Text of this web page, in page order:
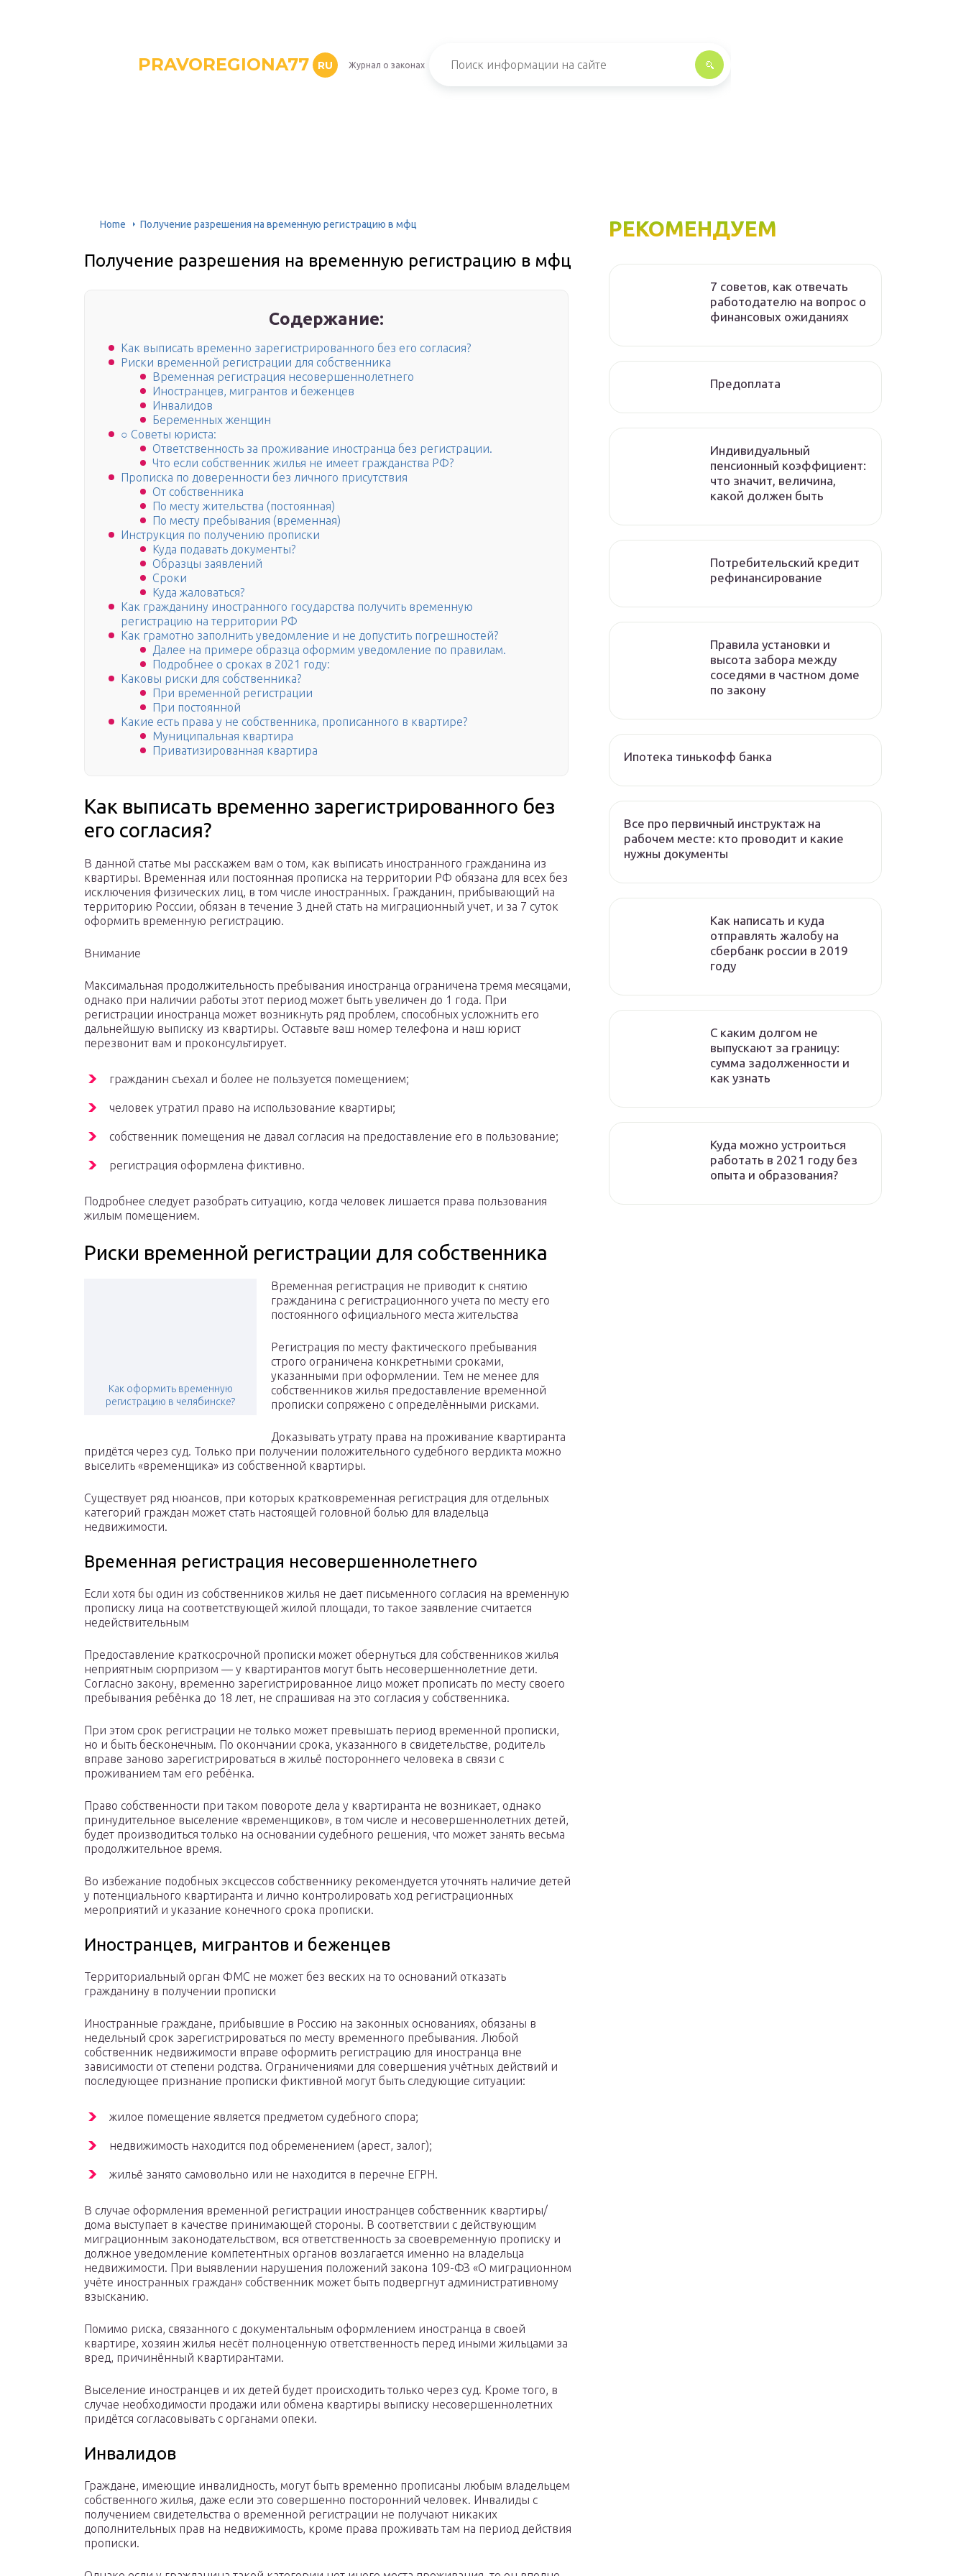
PRAVOREGIONA77 RU Журнал о законах
Home Получение разрешения на временную регистрацию в мфц
Получение разрешения на временную регистрацию в мфц
Содержание:
Как выписать временно зарегистрированного без его согласия?
Риски временной регистрации для собственника
Временная регистрация несовершеннолетнего
Иностранцев, мигрантов и беженцев
Инвалидов
Беременных женщин
○ Советы юриста:
Ответственность за проживание иностранца без регистрации.
Что если собственник жилья не имеет гражданства РФ?
Прописка по доверенности без личного присутствия
От собственника
По месту жительства (постоянная)
По месту пребывания (временная)
Инструкция по получению прописки
Куда подавать документы?
Образцы заявлений
Сроки
Куда жаловаться?
Как гражданину иностранного государства получить временную
регистрацию на территории РФ
Как грамотно заполнить уведомление и не допустить погрешностей?
Далее на примере образца оформим уведомление по правилам.
Подробнее о сроках в 2021 году:
Каковы риски для собственника?
При временной регистрации
При постоянной
Какие есть права у не собственника, прописанного в квартире?
Муниципальная квартира
Приватизированная квартира
Как выписать временно зарегистрированного без
его согласия?
В данной статье мы расскажем вам о том, как выписать иностранного гражданина из
квартиры. Временная или постоянная прописка на территории РФ обязана для всех без
исключения физических лиц, в том числе иностранных. Гражданин, прибывающий на
территорию России, обязан в течение 3 дней стать на миграционный учет, и за 7 суток
оформить временную регистрацию.
Внимание
Максимальная продолжительность пребывания иностранца ограничена тремя месяцами,
однако при наличии работы этот период может быть увеличен до 1 года. При
регистрации иностранца может возникнуть ряд проблем, способных усложнить его
дальнейшую выписку из квартиры. Оставьте ваш номер телефона и наш юрист
перезвонит вам и проконсультирует.
гражданин съехал и более не пользуется помещением;
человек утратил право на использование квартиры;
собственник помещения не давал согласия на предоставление его в пользование;
регистрация оформлена фиктивно.
Подробнее следует разобрать ситуацию, когда человек лишается права пользования
жилым помещением.
Риски временной регистрации для собственника
Как оформить временную
регистрацию в челябинске?
Временная регистрация не приводит к снятию
гражданина с регистрационного учета по месту его
постоянного официального места жительства
Регистрация по месту фактического пребывания
строго ограничена конкретными сроками,
указанными при оформлении. Тем не менее для
собственников жилья предоставление временной
прописки сопряжено с определёнными рисками.
Доказывать утрату права на проживание квартиранта
придётся через суд. Только при получении положительного судебного вердикта можно
выселить «временщика» из собственной квартиры.
Существует ряд нюансов, при которых кратковременная регистрация для отдельных
категорий граждан может стать настоящей головной болью для владельца
недвижимости.
Временная регистрация несовершеннолетнего
Если хотя бы один из собственников жилья не дает письменного согласия на временную
прописку лица на соответствующей жилой площади, то такое заявление считается
недействительным
Предоставление краткосрочной прописки может обернуться для собственников жилья
неприятным сюрпризом — у квартирантов могут быть несовершеннолетние дети.
Согласно закону, временно зарегистрированное лицо может прописать по месту своего
пребывания ребёнка до 18 лет, не спрашивая на это согласия у собственника.
При этом срок регистрации не только может превышать период временной прописки,
но и быть бесконечным. По окончании срока, указанного в свидетельстве, родитель
вправе заново зарегистрироваться в жильё постороннего человека в связи с
проживанием там его ребёнка.
Право собственности при таком повороте дела у квартиранта не возникает, однако
принудительное выселение «временщиков», в том числе и несовершеннолетних детей,
будет производиться только на основании судебного решения, что может занять весьма
продолжительное время.
Во избежание подобных эксцессов собственнику рекомендуется уточнять наличие детей
у потенциального квартиранта и лично контролировать ход регистрационных
мероприятий и указание конечного срока прописки.
Иностранцев, мигрантов и беженцев
Территориальный орган ФМС не может без веских на то оснований отказать
гражданину в получении прописки
Иностранные граждане, прибывшие в Россию на законных основаниях, обязаны в
недельный срок зарегистрироваться по месту временного пребывания. Любой
собственник недвижимости вправе оформить регистрацию для иностранца вне
зависимости от степени родства. Ограничениями для совершения учётных действий и
последующее признание прописки фиктивной могут быть следующие ситуации:
жилое помещение является предметом судебного спора;
недвижимость находится под обременением (арест, залог);
жильё занято самовольно или не находится в перечне ЕГРН.
В случае оформления временной регистрации иностранцев собственник квартиры/
дома выступает в качестве принимающей стороны. В соответствии с действующим
миграционным законодательством, вся ответственность за своевременную прописку и
должное уведомление компетентных органов возлагается именно на владельца
недвижимости. При выявлении нарушения положений закона 109-ФЗ «О миграционном
учёте иностранных граждан» собственник может быть подвергнут административному
взысканию.
Помимо риска, связанного с документальным оформлением иностранца в своей
квартире, хозяин жилья несёт полноценную ответственность перед иными жильцами за
вред, причинённый квартирантами.
Выселение иностранцев и их детей будет происходить только через суд. Кроме того, в
случае необходимости продажи или обмена квартиры выписку несовершеннолетних
придётся согласовывать с органами опеки.
Инвалидов
Граждане, имеющие инвалидность, могут быть временно прописаны любым владельцем
собственного жилья, даже если это совершенно посторонний человек. Инвалиды с
получением свидетельства о временной регистрации не получают никаких
дополнительных прав на недвижимость, кроме права проживать там на период действия
прописки.
РЕКОМЕНДУЕМ
7 советов, как отвечать
работодателю на вопрос о
финансовых ожиданиях
Предоплата
Индивидуальный
пенсионный коэффициент:
что значит, величина,
какой должен быть
Потребительский кредит
рефинансирование
Правила установки и
высота забора между
соседями в частном доме
по закону
Ипотека тинькофф банка
Все про первичный инструктаж на
рабочем месте: кто проводит и какие
нужны документы
Как написать и куда
отправлять жалобу на
сбербанк россии в 2019
году
C каким долгом не
выпускают за границу:
сумма задолженности и
как узнать
Куда можно устроиться
работать в 2021 году без
опыта и образования?